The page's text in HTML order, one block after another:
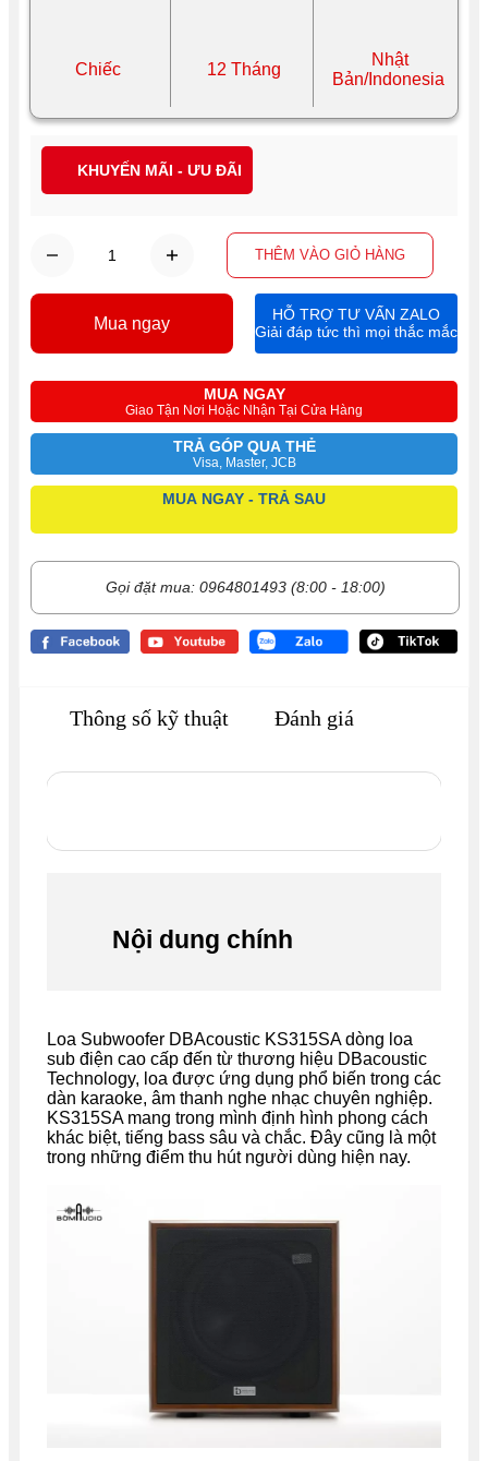
Chiếc 12 Tháng
Nhật
Bản/Indonesia
THÊM VÀO GIỎ HÀNG
MUA NGAY
Giao Tận Nơi Hoặc Nhận Tại Cửa Hàng
TRẢ GÓP QUA THẺ
Visa, Master, JCB
MUA NGAY - TRẢ SAU
Gọi đặt mua: 0964801493 (8:00 - 18:00)
Mua ngay
HỖ TRỢ TƯ VẤN ZALO
Giải đáp tức thì mọi thắc mắc
KHUYẾN MÃI - ƯU ĐÃI
Thông số kỹ thuật Đánh giá
Nội dung chính
Loa Subwoofer DBAcoustic KS315SA dòng loa
sub điện cao cấp đến từ thương hiệu DBacoustic
Technology, loa được ứng dụng phổ biến trong các
dàn karaoke, âm thanh nghe nhạc chuyên nghiệp.
KS315SA mang trong mình định hình phong cách
khác biệt, tiếng bass sâu và chắc. Đây cũng là một
trong những điểm thu hút người dùng hiện nay.